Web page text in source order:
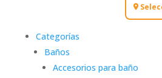
Categorías
Baños
Accesorios para baño